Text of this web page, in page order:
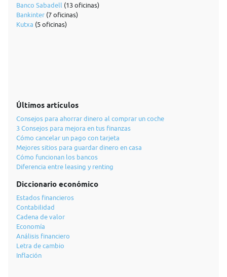
Banco Sabadell (13 oficinas)
Bankinter (7 oficinas)
Kutxa (5 oficinas)
Últimos artículos
Consejos para ahorrar dinero al comprar un coche
3 Consejos para mejora en tus finanzas
Cómo cancelar un pago con tarjeta
Mejores sitios para guardar dinero en casa
Cómo funcionan los bancos
Diferencia entre leasing y renting
Diccionario económico
Estados financieros
Contabilidad
Cadena de valor
Economía
Análisis financiero
Letra de cambio
Inflación